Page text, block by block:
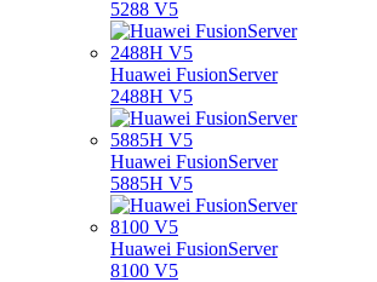
5288 V5
Huawei FusionServer
2488H V5
Huawei FusionServer
5885H V5
Huawei FusionServer
8100 V5